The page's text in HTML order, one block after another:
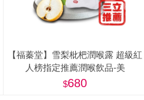
【福蓁堂】雪梨枇杷潤喉露 超級紅
人榜指定推薦潤喉飲品-美
680